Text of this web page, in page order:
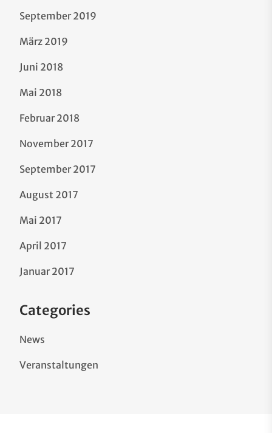
September 2019
März 2019
Juni 2018
Mai 2018
Februar 2018
November 2017
September 2017
August 2017
Mai 2017
April 2017
Januar 2017
Categories
News
Veranstaltungen